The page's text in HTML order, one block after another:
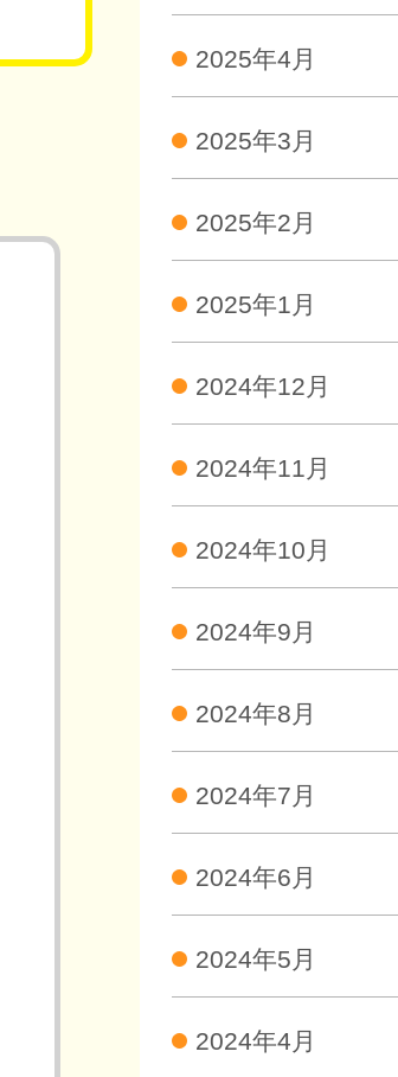
2025年4月
2025年3月
2025年2月
2025年1月
2024年12月
2024年11月
2024年10月
2024年9月
2024年8月
2024年7月
2024年6月
2024年5月
2024年4月